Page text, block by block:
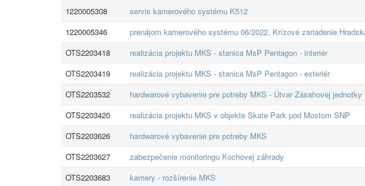
1220005308
servis kamerového systému K512
1220005346
prenájom kamerového systému 06/2022, Krízové zariadenie
OTS2203418
realizácia projektu MKS - stanica MsP Pentagon - interiér
OTS2203419
realizácia projektu MKS - stanica MsP Pentagon - exteriér
OTS2203532
hardwarové vybavenie pre potreby MKS - Útvar Zásahovej jednotky
OTS2203420
realizácia projektu MKS v objekte Skate Park pod Mostom SNP
OTS2203626
hardwarové vybavenie pre potreby MKS
OTS2203627
zabezpečenie monitoringu Kochovej záhrady
OTS2203683
kamery - rozšírenie MKS